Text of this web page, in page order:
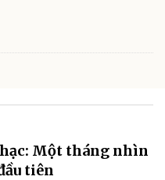
Một tháng nhìn
tiên